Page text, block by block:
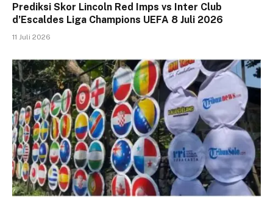
Prediksi Skor Lincoln Red Imps vs Inter Club
d’Escaldes Liga Champions UEFA 8 Juli 2026
11 Juli 2026